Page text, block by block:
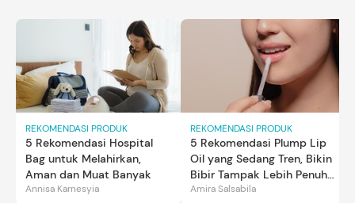
REKOMENDASI PRODUK
5 Rekomendasi Hospital
Bag untuk Melahirkan,
Aman dan Muat Banyak
Annisa Karnesyia
REKOMENDASI PRODUK
5 Rekomendasi Plump Lip
Oil yang Sedang Tren, Bikin
Bibir Tampak Lebih Penuh
dan Berkilau
Amira Salsabila